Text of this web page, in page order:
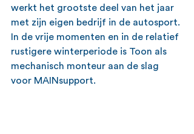
werkt het grootste deel van het jaar
met zijn eigen bedrijf in de autosport.
In de vrije momenten en in de relatief
rustigere winterperiode is Toon als
mechanisch monteur aan de slag
voor MAINsupport.